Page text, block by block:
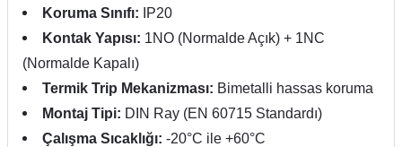
Koruma Sınıfı: IP20
Kontak Yapısı: 1NO (Normalde Açık) + 1NC
(Normalde Kapalı)
Termik Trip Mekanizması: Bimetalli hassas koruma
Montaj Tipi: DIN Ray (EN 60715 Standardı)
Çalışma Sıcaklığı: -20°C ile +60°C